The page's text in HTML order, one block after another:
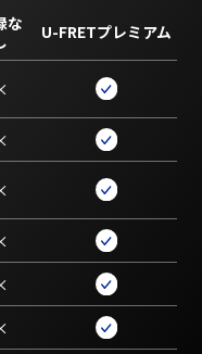
な
U-FRETプレミアム